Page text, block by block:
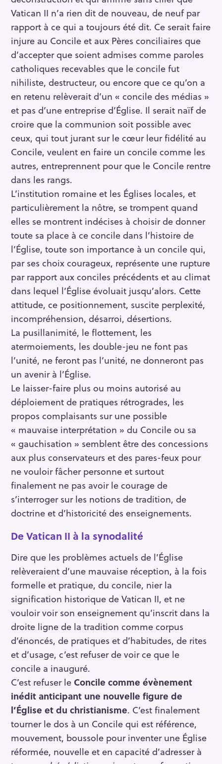
Vatican II n’a rien dit de nouveau, de neuf par
rapport à ce qui a toujours été dit. Ce serait faire
injure au Concile et aux Pères conciliaires que
d’accepter que soient admises comme paroles
catholiques recevables que le concile fut
nihiliste, destructeur, ou encore que ce qu’on a
en retenu relèverait d’un « concile des médias »
et pas d’une entreprise d’Église. Il serait naïf de
croire que la communion soit possible avec
ceux, qui tout jurant sur le cœur leur fidélité au
Concile, veulent en faire un concile comme les
autres, entreprennent pour que le Concile rentre
dans les rangs.
L’institution romaine et les Églises locales, et
particulièrement la nôtre, se trompent quand
elles se montrent indécises à choisir de donner
toute sa place à ce concile dans l’histoire de
l’Église, toute son importance à un concile qui,
par ses choix courageux, représente une rupture
par rapport aux conciles précédents et au climat
dans lequel l’Église évoluait jusqu’alors. Cette
attitude, ce positionnement, suscite perplexité,
incompréhension, désarroi, désertions.
La pusillanimité, le flottement, les
atermoiements, les double-jeu ne font pas
l’unité, ne feront pas l’unité, ne donneront pas
un avenir à l’Église.
Le laisser-faire plus ou moins autorisé au
déploiement de pratiques rétrogrades, les
propos complaisants sur une possible
« mauvaise interprétation » du Concile ou sa
« gauchisation » semblent être des concessions
aux plus conservateurs et des pares-feux pour
ne vouloir fâcher personne et surtout
finalement ne pas avoir le courage de
s’interroger sur les notions de tradition, de
doctrine et d’historicité des enseignements.
De Vatican II à la synodalité
Dire que les problèmes actuels de l’Église
relèveraient d’une mauvaise réception, à la fois
formelle et pratique, du concile, nier la
signification historique de Vatican II, et ne
vouloir voir son enseignement qu’inscrit dans la
droite ligne de la tradition comme corpus
d’énoncés, de pratiques et d’habitudes, de rites
et d’usage, c’est refuser de voir ce que le
concile a inauguré.
C’est refuser le Concile comme évènement
inédit anticipant une nouvelle figure de
l’Église et du christianisme. C’est finalement
tourner le dos à un Concile qui est référence,
mouvement, boussole pour inventer une Église
réformée, nouvelle et en capacité d’adresser à